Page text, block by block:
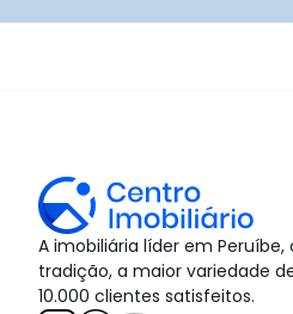
A imobiliária líder em Peruíbe,
tradição, a maior variedade
10.000 clientes satisfeitos.